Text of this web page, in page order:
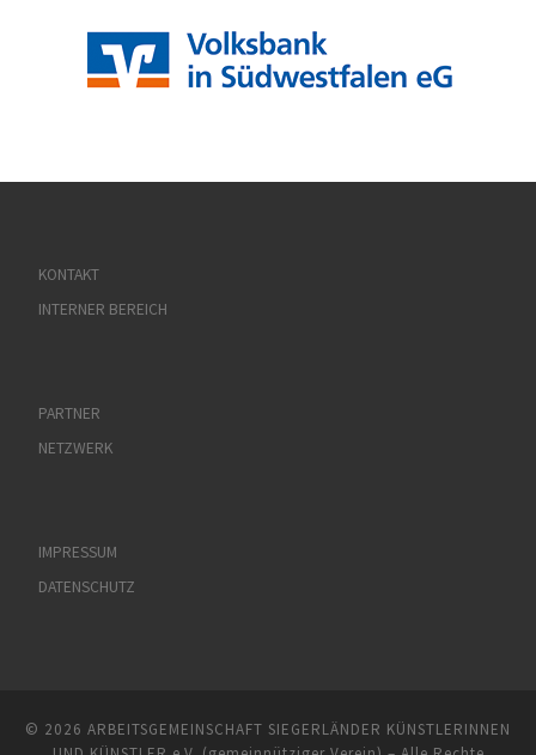
KONTAKT
INTERNER BEREICH
PARTNER
NETZWERK
IMPRESSUM
DATENSCHUTZ
© 2026 ARBEITSGEMEINSCHAFT SIEGERLÄNDER KÜNSTLERINNEN